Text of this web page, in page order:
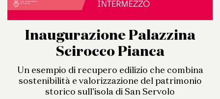
Inaugurazione Palazzina
Scirocco Pianca
Un esempio di recupero edilizio che combina
sostenibilità e valorizzazione del patrimonio
storico sull'isola di San Servolo